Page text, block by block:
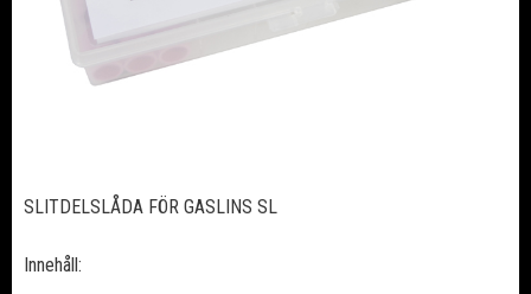
SLITDELSLÅDA FÖR GASLINS SL
Innehåll: